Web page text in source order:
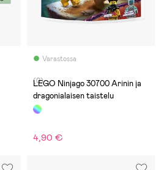
Varastossa
(0)
LEGO Ninjago 30700 Arinin ja
dragonialaisen taistelu
4,90 €